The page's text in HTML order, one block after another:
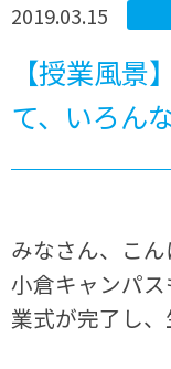
2019.03.15
【授業風景
て、いろん
みなさん、こん
小倉キャンパ
業式が完了し、